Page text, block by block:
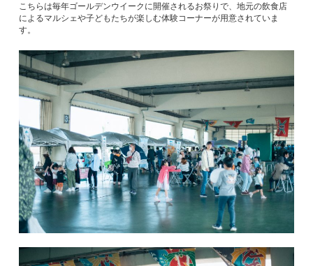
こちらは毎年ゴールデンウイークに開催されるお祭りで、地元の飲食店
によるマルシェや子どもたちが楽しむ体験コーナーが用意されていま
す。